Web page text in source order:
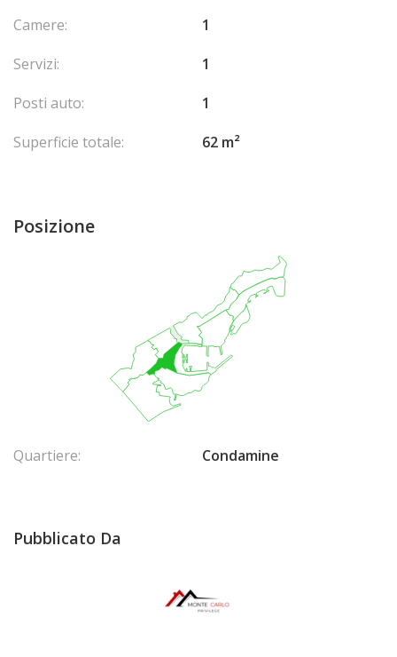
Camere:
1
Servizi:
1
Posti auto:
1
Superficie totale:
62 m²
Posizione
Quartiere: Condamine
Pubblicato Da